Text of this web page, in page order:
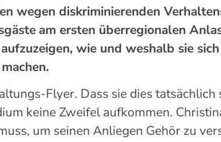
wegen diskriminierenden
am ersten überregionalen
wie und weshalb sie
Flyer. Dass sie dies
keine Zweifel aufkommen.
um seinen Anliegen Gehör zu